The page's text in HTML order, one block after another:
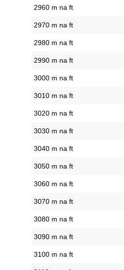
2960 m na ft
2970 m na ft
2980 m na ft
2990 m na ft
3000 m na ft
3010 m na ft
3020 m na ft
3030 m na ft
3040 m na ft
3050 m na ft
3060 m na ft
3070 m na ft
3080 m na ft
3090 m na ft
3100 m na ft